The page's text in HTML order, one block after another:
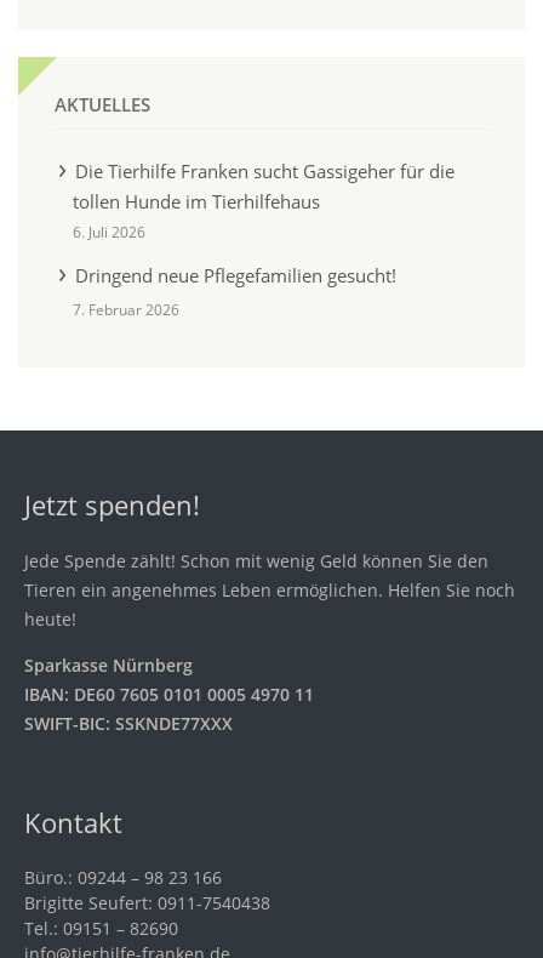
AKTUELLES
Die Tierhilfe Franken sucht Gassigeher für die
tollen Hunde im Tierhilfehaus
6. Juli 2026
Dringend neue Pflegefamilien gesucht!
7. Februar 2026
Jetzt spenden!
Jede Spende zählt! Schon mit wenig Geld können Sie den
Tieren ein angenehmes Leben ermöglichen. Helfen Sie noch
heute!
Sparkasse Nürnberg
IBAN: DE60 7605 0101 0005 4970 11
SWIFT-BIC: SSKNDE77XXX
Kontakt
Büro.: 09244 – 98 23 166
Brigitte Seufert: 0911-7540438
Tel.: 09151 – 82690